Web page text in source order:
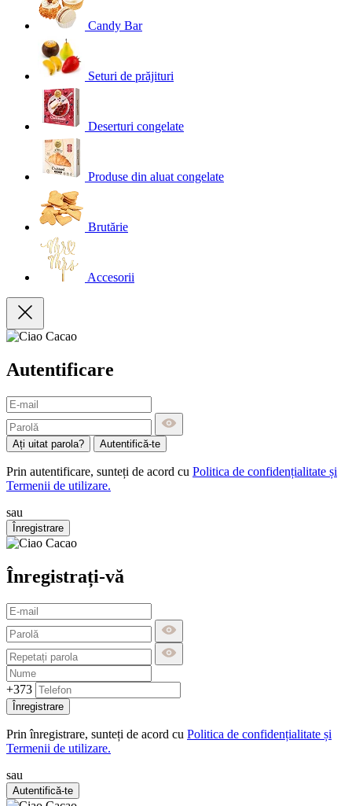
Candy Bar
Seturi de prăjituri
Deserturi congelate
Produse din aluat congelate
Brutărie
Accesorii
Autentificare
Ați uitat parola? Autentifică-te
Prin autentificare, sunteți de acord cu Politica de confidențialitate și
Termenii de utilizare.
sau
Înregistrare
Înregistrați-vă
+373
Înregistrare
Prin înregistrare, sunteți de acord cu Politica de confidențialitate și
Termenii de utilizare.
sau
Autentifică-te